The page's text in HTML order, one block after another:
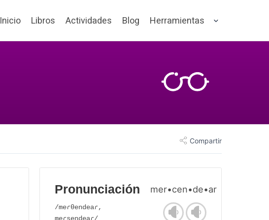
Inicio Libros Actividades Blog Herramientas
Compartir
Pronunciación mer•cen•de•ar
/meɾθendeaɾ,